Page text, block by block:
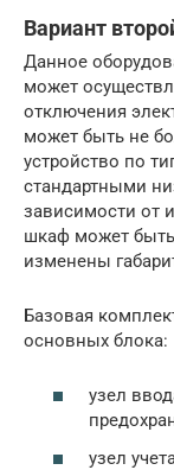
Вариант
Данное
может
отключения
может быть не
устройство по
стандартными
зависимости от
шкаф может быть
изменены
Базовая
основных блока:
узел
узел